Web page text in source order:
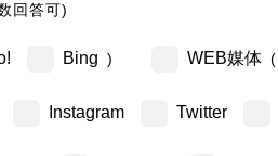
回答可)
Bing ) WEB媒体 (
Instagram Twitter